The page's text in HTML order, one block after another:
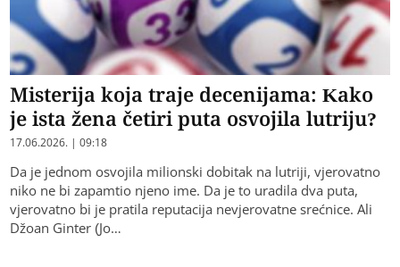
Misterija koja traje decenijama: Kako
je ista žena četiri puta osvojila lutriju?
17.06.2026. | 09:18
Da je jednom osvojila milionski dobitak na lutriji, vjerovatno
niko ne bi zapamtio njeno ime. Da je to uradila dva puta,
vjerovatno bi je pratila reputacija nevjerovatne srećnice. Ali
Džoan Ginter (Jo…